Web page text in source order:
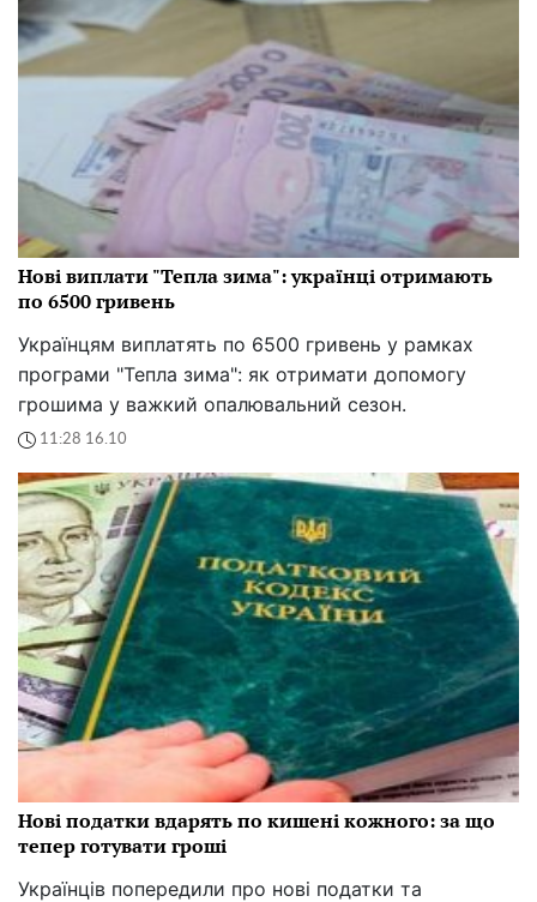
Нові виплати "Тепла зима": українці отримають
по 6500 гривень
Українцям виплатять по 6500 гривень у рамках
програми "Тепла зима": як отримати допомогу
грошима у важкий опалювальний сезон.
11:28 16.10
Нові податки вдарять по кишені кожного: за що
тепер готувати гроші
Українців попередили про нові податки та